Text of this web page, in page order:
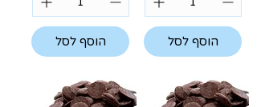
הוסף לסל הוסף לסל